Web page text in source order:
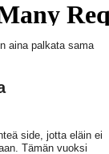
aina palkata sama
side, jotta eläin ei
Tämän vuoksi